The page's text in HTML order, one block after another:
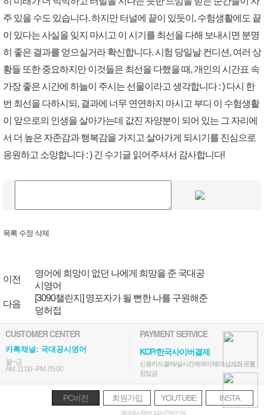
주 있을 수도 있습니다. 하지만 터널에 끝이 있듯이, 수험생활에도 끝
이 있다는 사실을 잊지 마시고 이 시기를 최선을 다해 보내시면 분명
히 좋은 결과를 얻으실거라 확신합니다. 시험 당일날 컨디션, 여러 상
황들 또한 중요하지만 이것들은 최선을 다했을 때, 개인의 시간표 속
가장 좋은 시간에 하늘이 주시는 선물이라고 생각합니다 : ) 다시 한
번 최선을 다하시되, 결과에 너무 연연하지 마시고 부디 이 수험생활
이 앞으로의 인생을 살아가는데 값진 자양분이 되어 있는 그 자리에
서 더 높은 자존감과 행복감을 가지고 살아가게 되시기를 진심으로
응원하고 소망합니다 : ) 긴 수기글 읽어주셔서 감사합니다!
목록 수정 삭제
이전
영어에 희망이 없던 나에게 희망을 준 국대공
시영어
다음
[3090챌린지] 영포자가 될 뻔한 나를 구원해준
덩허접
CUSTOMER CENTER
카톡채널: 국대공시영어
월~금
AM. 11:00 - PM. 05:00
PAYMENT SERVICE
KCP/한국사이버결제
신용카드결제/실시간계좌이체/가상계좌 무통
장입금
PC버전 회원가입 YOUTUBE INSTA
국대공시영어 13시간의기적